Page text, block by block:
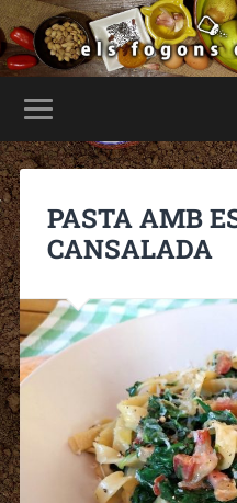
PASTA AMB
CANSALADA